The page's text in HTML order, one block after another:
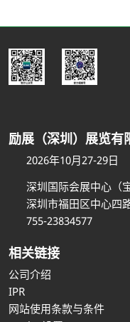
励展（深圳）展览有
2026年10月27-29日
深圳国际会展中心（宝
深圳市福田区中心四
755-23834577
相关链接
公司介绍
IPR
网站使用条款与条件